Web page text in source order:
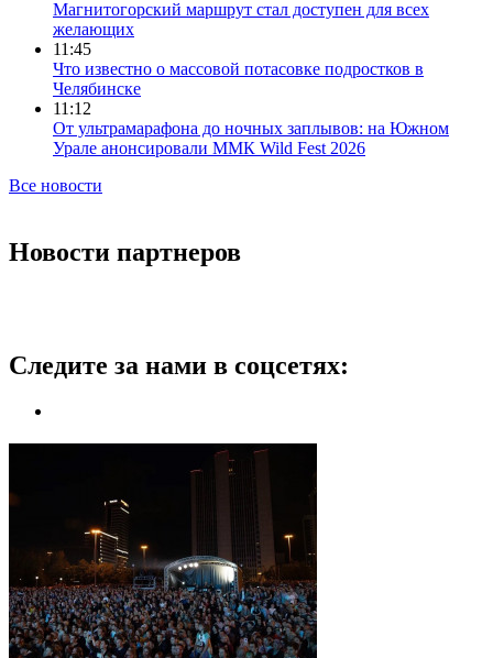
Магнитогорский маршрут стал доступен для всех
желающих
11:45
Что известно о массовой потасовке подростков в
Челябинске
11:12
От ультрамарафона до ночных заплывов: на Южном
Урале анонсировали ММК Wild Fest 2026
Все новости
Новости партнеров
Следите за нами в соцсетях: